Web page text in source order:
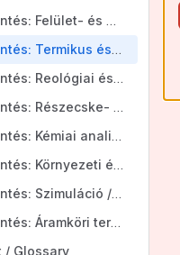
Áttekintés: Felület- és anyagszerkezeti vizsgálatok, mérések / Overview: Surface and material characterization
Áttekintés: Termikus és mechanikai mérések / Overview: Thermal and mechanical measurements
Áttekintés: Reológiai és fluidikai mérések / Overview: Rheological and fluidic measurements
Áttekintés: Részecske- és kolloidanalitika / Overview: Particle & Colloid Characterization
Áttekintés: Kémiai analitika / Overview: Chemical Analysis
Áttekintés: Környezeti és megbízhatósági vizsgálatok / Overview: Environmental & Reliability Testing
Áttekintés: Szimuláció / Overview: Simulation
Áttekintés: Áramköri tervezés, karakterizáció / Circuit design, characterization
/ Glossary